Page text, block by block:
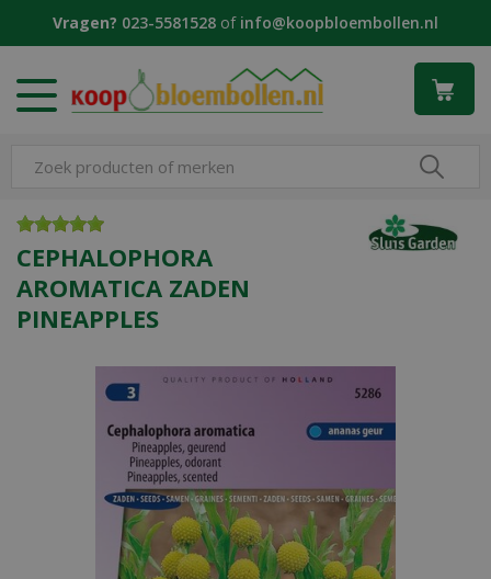
Vragen? 023-5581528 of info@koopbloembollen.nl
CEPHALOPHORA
AROMATICA ZADEN
PINEAPPLES